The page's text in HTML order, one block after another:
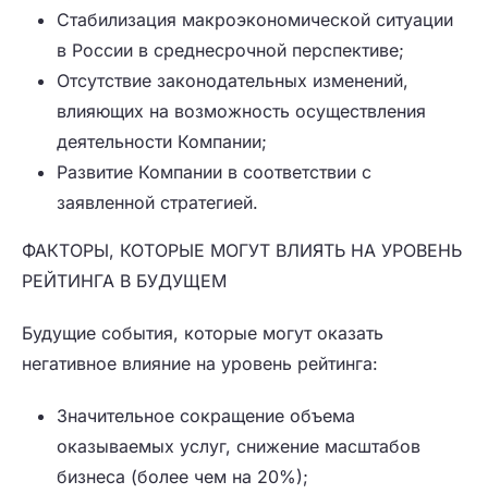
Стабилизация макроэкономической ситуации
в России в среднесрочной перспективе;
Отсутствие законодательных изменений,
влияющих на возможность осуществления
деятельности Компании;
Развитие Компании в соответствии с
заявленной стратегией.
ФАКТОРЫ, КОТОРЫЕ МОГУТ ВЛИЯТЬ НА УРОВЕНЬ
РЕЙТИНГА В БУДУЩЕМ
Будущие события, которые могут оказать
негативное влияние на уровень рейтинга:
Значительное сокращение объема
оказываемых услуг, снижение масштабов
бизнеса (более чем на 20%);